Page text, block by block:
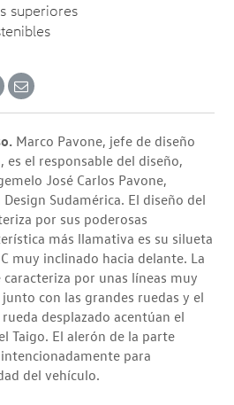
superiores
Marco Pavone, jefe de diseño
es el responsable del diseño,
José Carlos Pavone,
Sudamérica. El diseño del
por sus poderosas
más llamativa es su silueta
muy inclinado hacia delante. La
por unas líneas muy
con las grandes ruedas y el
desplazado acentúan el
Taigo. El alerón de la parte
para
del vehículo.